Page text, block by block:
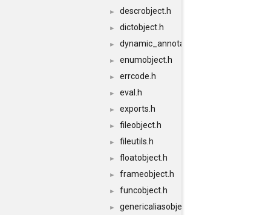
► descrobject.h
► dictobject.h
► dynamic_annotations.h
► enumobject.h
► errcode.h
► eval.h
► exports.h
► fileobject.h
► fileutils.h
► floatobject.h
► frameobject.h
► funcobject.h
► genericaliasobject.h